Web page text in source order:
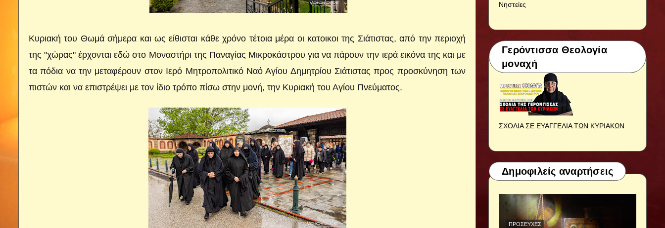
Κυριακή του Θωμά σήμερα και ως είθισται κάθε χρόνο τέτοια μέρα οι κατοικοι της Σιάτιστας, από την περιοχή
της "χώρας" έρχονται εδώ στο Μοναστήρι της Παναγίας Μικροκάστρου για να πάρουν την ιερά εικόνα της και με
τα πόδια να την μεταφέρουν στον Ιερό Μητροπολιτικό Ναό Αγίου Δημητρίου Σιάτιστας προς προσκύνηση των
πιστών και να επιστρέψει με τον ίδιο τρόπο πίσω στην μονή, την Κυριακή του Αγίου Πνεύματος.
Νηστείες
Γερόντισσα Θεολογία
μοναχή
ΣΧΟΛΙΑ ΣΕ ΕΥΑΓΓΕΛΙΑ ΤΩΝ ΚΥΡΙΑΚΩΝ
Δημοφιλείς αναρτήσεις
ΠΡΟΣΕΥΧΈΣ